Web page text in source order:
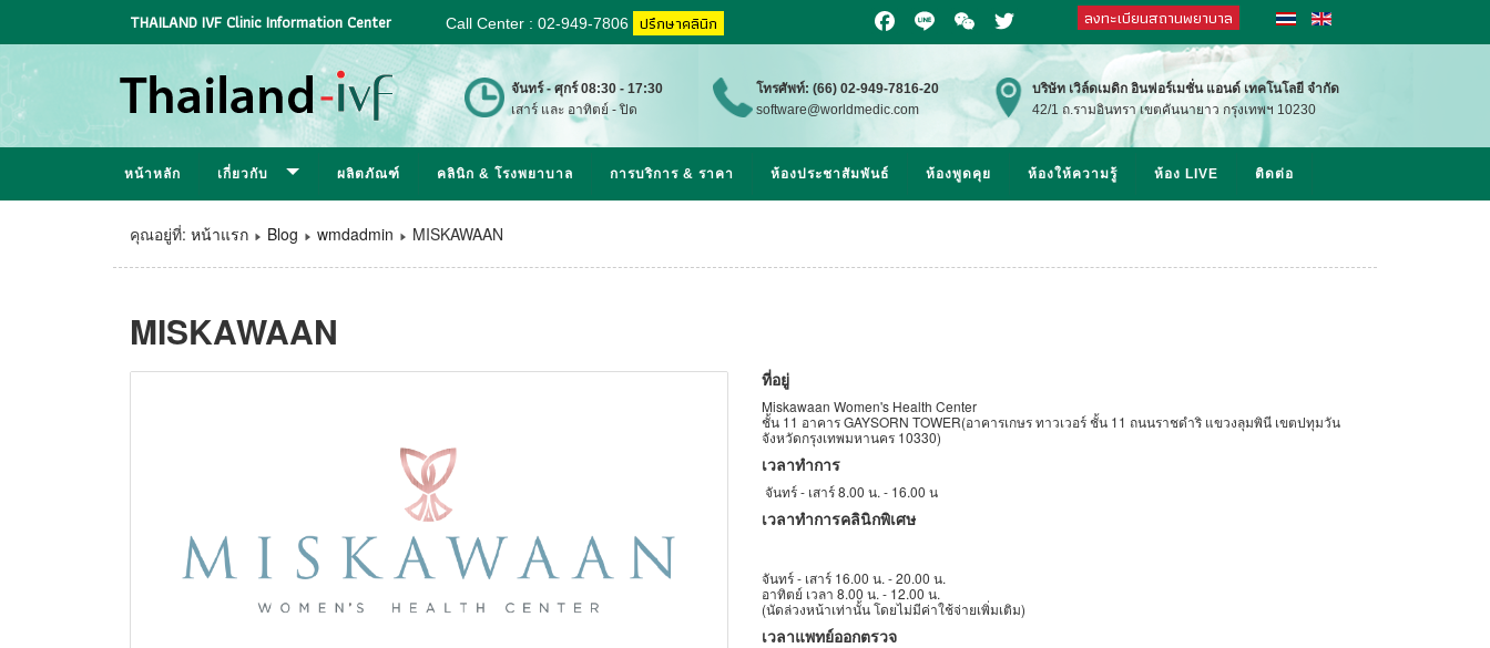
THAILAND IVF Clinic Information Center Call Center : 02-949-7806 ปรึกษาคลินิก
Facebook
Line WeChatTwitter
ลงทะเบียนสถานพยาบาล
จันทร์ - ศุกร์ 08:30 - 17:30
เสาร์ และ อาทิตย์ - ปิด
โทรศัพท์: (66) 02-949-7816-20
software@worldmedic.com
บริษัท เวิล์ดเมดิก อินฟอร์เมชั่น แอนด์ เทคโนโลยี จำกัด
42/1 ถ.รามอินทรา เขตคันนายาว กรุงเทพฯ 10230
หน้าหลัก เกี่ยวกับ ผลิตภัณฑ์ คลินิก & โรงพยาบาล การบริการ & ราคา ห้องประชาสัมพันธ์ ห้องพูดคุย ห้องให้ความรู้ ห้อง LIVE ติดต่อ
คุณอยู่ที่: หน้าแรก Blog wmdadmin MISKAWAAN
MISKAWAAN
ที่อยู่
Miskawaan Women's Health Center
ชั้น 11 อาคาร GAYSORN TOWER(อาคารเกษร ทาวเวอร์ ชั้น 11 ถนนราชดำริ แขวงลุมพินี เขตปทุมวัน
จังหวัดกรุงเทพมหานคร 10330)
เวลาทำการ
จันทร์ - เสาร์ 8.00 น. - 16.00 น
เวลาทำการคลินิกพิเศษ
จันทร์ - เสาร์ 16.00 น. - 20.00 น.
อาทิตย์ เวลา 8.00 น. - 12.00 น.
(นัดล่วงหน้าเท่านั้น โดยไม่มีค่าใช้จ่ายเพิ่มเติม)
เวลาแพทย์ออกตรวจ